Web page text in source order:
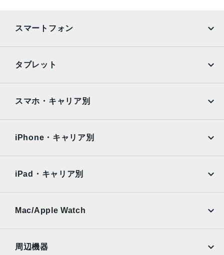
スマートフォン
AQUOS
OPPO Android
タブレット
Surface
Xiaomi Tablet
スマホ・キャリア別
Ymobile
UQmobile
iPhone・キャリア別
Ymobile
UQmobile
iPad・キャリア別
Mac/Apple Watch
周辺機器